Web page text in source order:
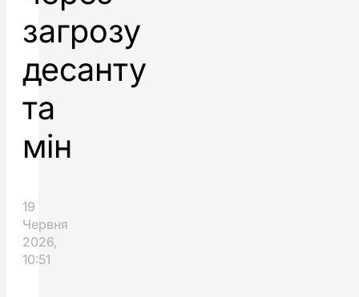
загрозу
десанту
та
мін
19
Червня
2026,
10:51